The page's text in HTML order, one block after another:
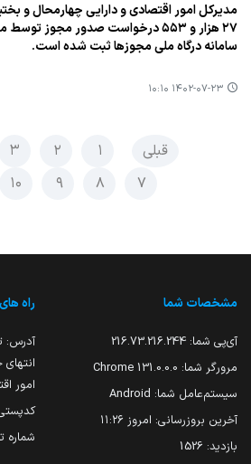
مدیركل امور اقتصادی و دارایی چهارمحال و
۲۷ هزار و ۵۵۳ درخواست صدور مجوز
سامانه درگاه ملی مجوزها ثبت شده است.
۱۴۰۲-۰۷-۲۳ ۱۰:۱۰
قبلی ۱ ۲ ۳
۷
۸ ۹ ۱۰
مشخصات شما
آی‌پی شما: 216.73.216.244
مرورگر شما: 131.0.0.0 Chrome
سیستم‌عامل شما: Android
آخرین بروزرسانی: امروز ۱۱:۲۶
بازدید: 1526
راه
آدرس:
امور
کدپستی:
شماره